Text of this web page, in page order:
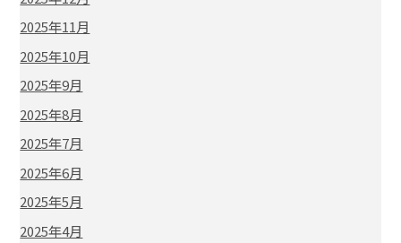
2025年11月
2025年10月
2025年9月
2025年8月
2025年7月
2025年6月
2025年5月
2025年4月